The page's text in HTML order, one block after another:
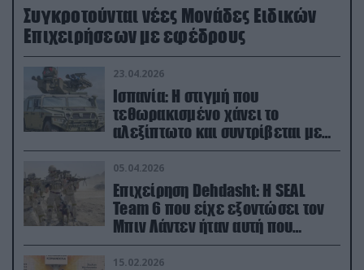
Συγκροτούνται νέες Μονάδες Ειδικών
Επιχειρήσεων με εφέδρους
23.04.2026
Ισπανία: Η στιγμή που
τεθωρακισμένο χάνει το
αλεξίπτωτο και συντρίβεται με
ορμή στο έδαφος (βίντεο)
05.04.2026
Επιχείρηση Dehdasht: Η SEAL
Team 6 που είχε εξοντώσει τον
Μπιν Λάντεν ήταν αυτή που
διέσωσε τον πιλότο του F-15
15.02.2026